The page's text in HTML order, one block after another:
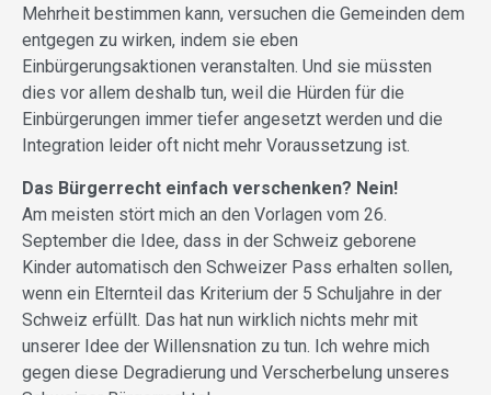
Mehrheit bestimmen kann, versuchen die Gemeinden dem
entgegen zu wirken, indem sie eben
Einbürgerungsaktionen veranstalten. Und sie müssten
dies vor allem deshalb tun, weil die Hürden für die
Einbürgerungen immer tiefer angesetzt werden und die
Integration leider oft nicht mehr Voraussetzung ist.
Das Bürgerrecht einfach verschenken? Nein!
Am meisten stört mich an den Vorlagen vom 26.
September die Idee, dass in der Schweiz geborene
Kinder automatisch den Schweizer Pass erhalten sollen,
wenn ein Elternteil das Kriterium der 5 Schuljahre in der
Schweiz erfüllt. Das hat nun wirklich nichts mehr mit
unserer Idee der Willensnation zu tun. Ich wehre mich
gegen diese Degradierung und Verscherbelung unseres